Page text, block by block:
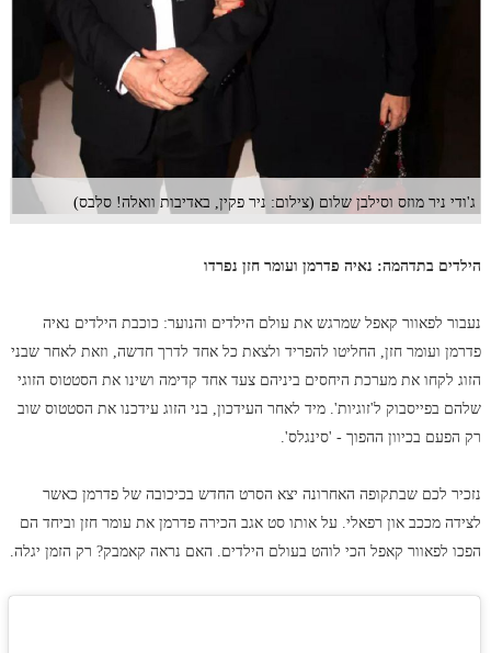
ג'ודי ניר מוזס וסילבן שלום (צילום: ניר פקין, באדיבות וואלה! סלבס)
הילדים בתדהמה: נאיה פדרמן ועומר חזן נפרדו
נעבור לפאוור קאפל שמרגש את עולם הילדים והנוער: כוכבת הילדים נאיה
פדרמן ועומר חזן, החליטו להפריד ולצאת כל אחד לדרך חדשה, וזאת לאחר שבני
הזוג לקחו את מערכת היחסים ביניהם צעד אחד קדימה ושינו את הסטטוס הזוגי
שלהם בפייסבוק ל'זוגיות'. מיד לאחר העידכון, בני הזוג עידכנו את הסטטוס שוב
רק הפעם בכיוון ההפוך - 'סינגלס'.
נזכיר לכם שבתקופה האחרונה יצא הסרט החדש בכיכובה של פדרמן כאשר
לצידה מככב און רפאלי. על אותו סט אגב הכירה פדרמן את עומר חזן וביחד הם
הפכו לפאוור קאפל הכי לוהט בעולם הילדים. האם נראה קאמבק? רק הזמן יגלה.